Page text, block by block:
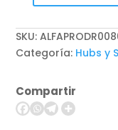
Cloud
Managed
MS120-
-
Conmutador
SKU:
Categoría: Hubs y
Compartir